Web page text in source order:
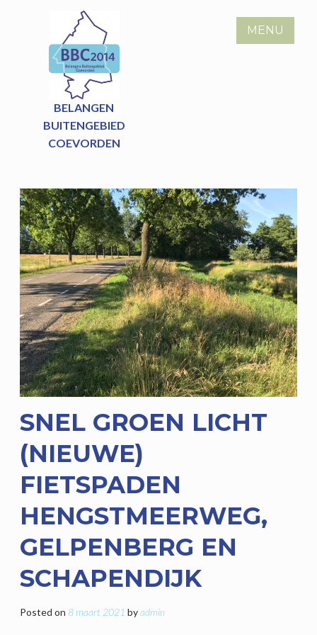
BELANGEN
BUITENGEBIED
COEVORDEN
MENU
SNEL GROEN LICHT
(NIEUWE)
FIETSPADEN
HENGSTMEERWEG,
GELPENBERG EN
SCHAPENDIJK
Posted on 8 maart 2021 byadmin